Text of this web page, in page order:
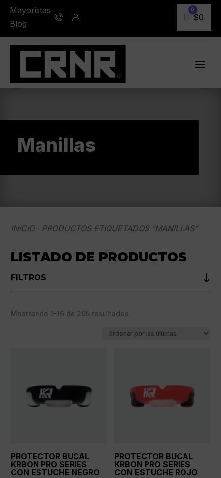
Mayoristas
Blog
Carro
0
$0
Manillas
INICIO· PRODUCTOS ETIQUETADOS “MANILLAS”
LISTADO DE PRODUCTOS
FILTROS
Mostrando 1–16 de 205 resultados
los
PROTECTOR BUCAL
KRBON PRO SERIES
CON ESTUCHE NEGRO
PROTECTOR BUCAL
KRBON PRO SERIES
CON ESTUCHE ROJO